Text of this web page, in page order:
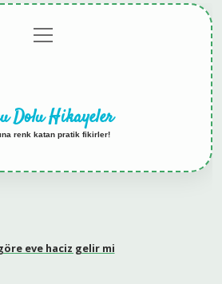
menüyü
aç
Dolu Hikayeler
renk katan pratik fikirler!
eve haciz gelir mi